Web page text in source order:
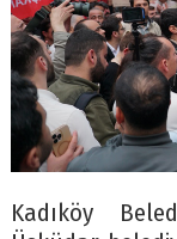
Kadıköy